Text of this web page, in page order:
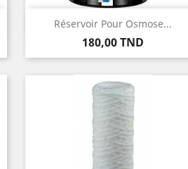
Réservoir Pour Osmose...
Prix
180,00 TND
Aperçu rapide